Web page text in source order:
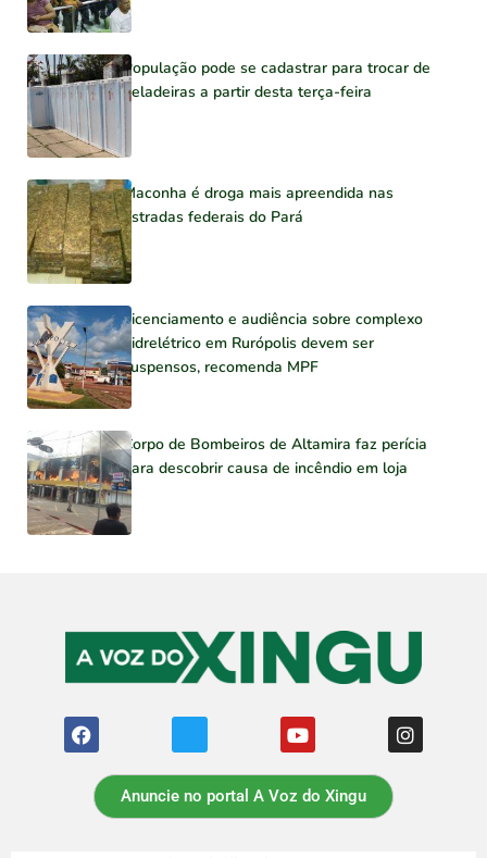
População pode se cadastrar para trocar de
geladeiras a partir desta terça-feira
Maconha é droga mais apreendida nas
estradas federais do Pará
Licenciamento e audiência sobre complexo
hidrelétrico em Rurópolis devem ser
suspensos, recomenda MPF
Corpo de Bombeiros de Altamira faz perícia
para descobrir causa de incêndio em loja
Anuncie no portal A Voz do Xingu